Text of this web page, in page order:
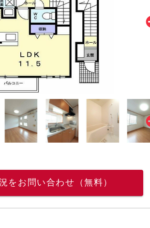
をお問い合わせ（無料）